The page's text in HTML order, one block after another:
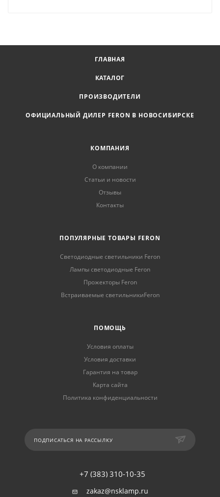
ГЛАВНАЯ
КАТАЛОГ
ПРОИЗВОДИТЕЛИ
ОФИЦИАЛЬНЫЙ ДИЛЕР FERON В НОВОСИБИРСКЕ
КОМПАНИЯ
О компании
Статьи и новости
Отзывы
Контакты
ПОПУЛЯРНЫЕ ТОВАРЫ FERON
Светодиодные светильники Feron
Лампы светодиодные Feron
Прожекторы Feron
Встраиваемые светильникиFeron
ПОМОЩЬ
Условия оплаты
Условия доставки
Гарантия на товар
Карта сайта
Политика конфиденциальности
ПОДПИСАТЬСЯ НА РАССЫЛКУ
+7 (383) 310-10-35
zakaz@nsklamp.ru